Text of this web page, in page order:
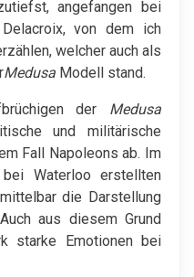
angefangen bei
von dem ich
welcher auch als
Medusa Modell stand.
der Medusa
und militärische
Fall Napoleons ab. Im
Waterloo erstellten
die Darstellung
aus diesem Grund
starke Emotionen bei